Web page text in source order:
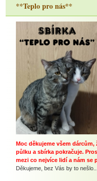
**Teplo pro nás**
Moc děkujeme všem
půlku a sbírka pokračuje.
mezi co nejvíce lidí a nám se
Děkujeme, bez Vás by to nešlo...